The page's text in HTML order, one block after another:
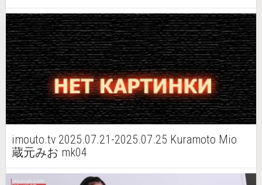
imouto.tv 2025.07.21-2025.07.25 Kuramoto Mio
蔵元みお mk04